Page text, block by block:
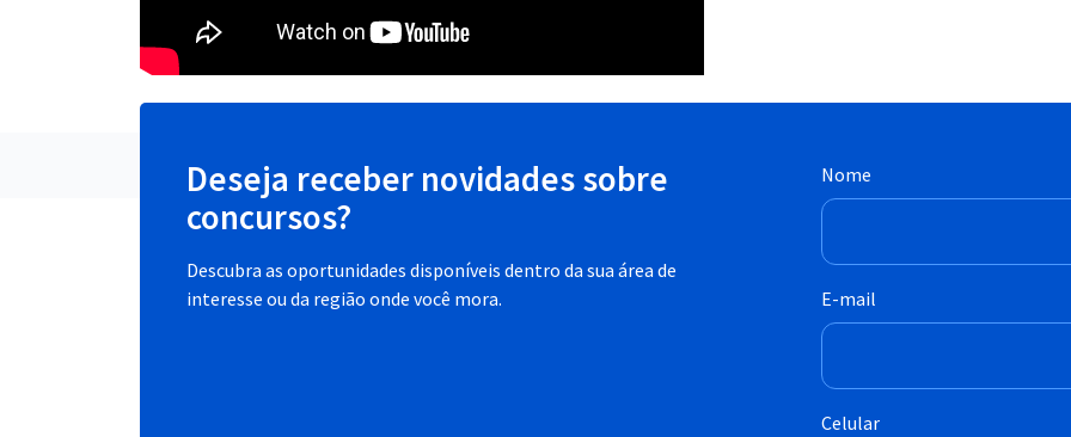
Deseja receber novidades sobre
concursos?
Descubra as oportunidades disponíveis dentro da sua área de
interesse ou da região onde você mora.
Nome
E-mail
Celular